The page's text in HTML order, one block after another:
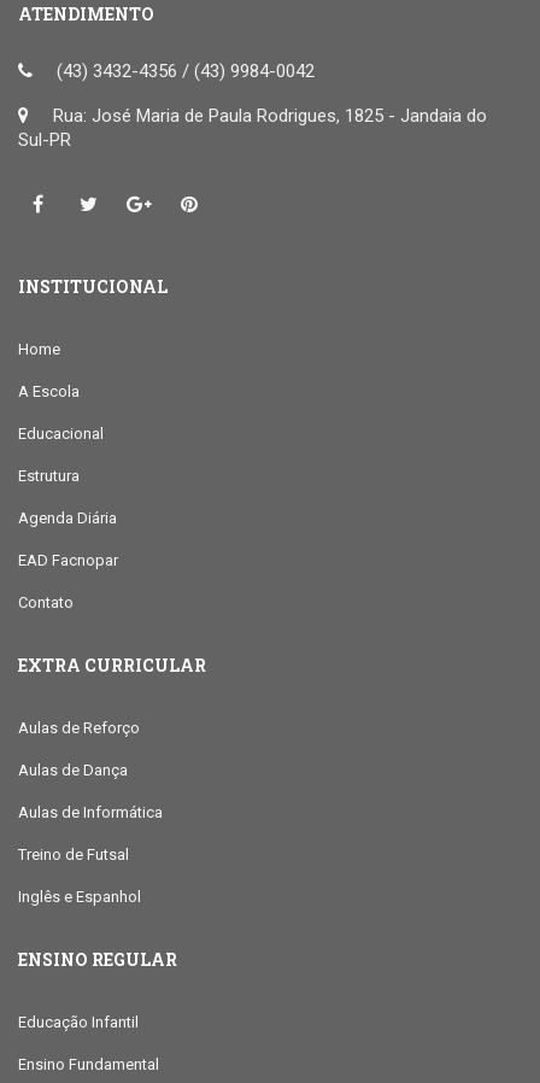
ATENDIMENTO
(43) 3432-4356 / (43) 9984-0042
Rua: José Maria de Paula Rodrigues, 1825 - Jandaia do
Sul-PR
INSTITUCIONAL
Home
A Escola
Educacional
Estrutura
Agenda Diária
EAD Facnopar
Contato
EXTRA CURRICULAR
Aulas de Reforço
Aulas de Dança
Aulas de Informática
Treino de Futsal
Inglês e Espanhol
ENSINO REGULAR
Educação Infantil
Ensino Fundamental